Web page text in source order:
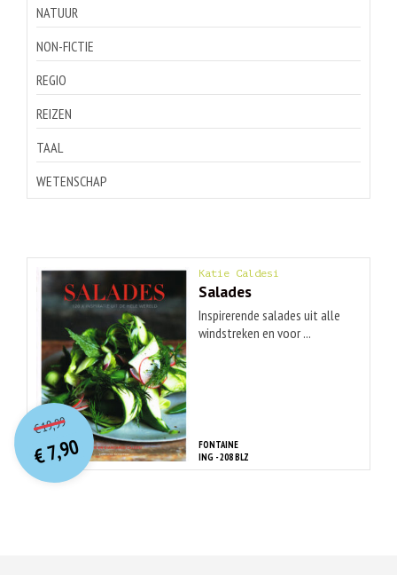
NATUUR
NON-FICTIE
REGIO
REIZEN
TAAL
WETENSCHAP
Katie Caldesi
Salades
Inspirerende salades uit alle
windstreken en voor ...
FONTAINE
ING - 208 BLZ
€19,99O
orspr
onkelijke
prijs
was:
€ 19,99.
€7,90
Huidige
prijs
is:
€ 7,90.